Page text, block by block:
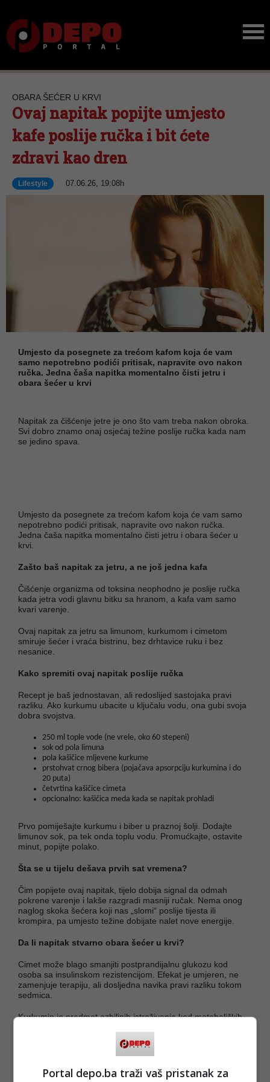
OBARA ŠEĆER U KRVI
Ovaj napitak popijte umjesto
kafe poslije ručka i bit ćete
zdravi kao dren
Lifestyle 07.06.26, 19:08h
Umjesto da posegnete za trećom kafom koja će vam
samo nepotrebno podići pritisak, napravite ovo nakon
ručka. Jedna čaša napitka momentalno čisti jetru i
obara šećer u krvi
Napitak za čišćenje jetre je ono što vam treba nakon obroka.
Svi dobro znamo onaj osjećaj težine poslije ručka kada nam
se jedino spava.
Umjesto da posegnete za trećom kafom koja će vam samo
nepotrebno podići pritisak, napravite ovo nakon ručka.
Jedna čaša napitka momentalno čisti jetru i obara šećer u
krvi.
Zašto baš napitak za jetru, a ne još jedna kafa
Čišćenje organizma od toksina neophodno je poslije ručka
kada jetra vodi glavnu bitku sa hranom, a kafa vam samo
kvari varenje.
Ovaj napitak za jetru sa limunom, kurkumom i cimetom
smiruje šećer i vraća bistrinu, bez drhtavice ruku i bez
nesanice.
Kako spremiti ovaj napitak poslije ručka
Recept je baš jednostavan, ali redoslijed sastojaka pravi
razliku. Ako kurkumu ubacite u ključalu vodu, ona gubi svoja
dobra svojstva.
250 ml tople vode (ne vrele, oko 60 stepeni)
sok od pola limuna
pola kašičice mljevene kurkume
prstohvat crnog bibera (pojačava apsorpciju kurkumina i do
20 puta)
četvrtina kašičice cimeta
opcionalno: kašičica meda kada se napitak prohladi
Prvo pomiješajte kurkumu i biber u praznoj šolji. Dodajte
limunov sok, pa tek onda toplu vodu. Promućkajte, ostavite
minut, popijte polako.
Šta se u tijelu dešava prvih sat vremena?
Čim popijete ovaj napitak, tijelo dobija signal da odmah
pokrene varenje i lakše razgradi masniji ručak. Nema onog
naglog skoka šećera koji nas „slomi“ poslije tijesta ili
krompira, pa umjesto težine dobijate nalet nove energije.
Da li napitak stvarno obara šećer u krvi?
Cimet može blago smanjiti postprandijalnu glukozu kod
osoba sa insulinskom rezistencijom. Efekat je umjeren, ne
zamenjuje terapiju, ali dosljedna navika pravi razliku tokom
sedmica.
Kurkumin je predmet ozbiljnih istraživanja kod metaboličkih
„Nutrients“, kurkumin pokazuje zaštitni efekat na ćelije jetre i
metabolizam glukoze kod osoba sa masnom jetrom, prenosi
(DEPO PORTAL/au)
Portal depo.ba traži vaš pristanak za